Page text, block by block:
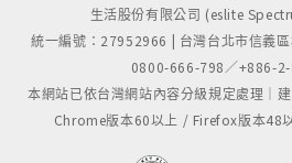
生活股份有限公司 (eslite
統一編號：27952966 | 台灣台北市信義
0800-666-798／+886-
本網站已依台灣網站內容分級規定處理｜
Chrome版本60以上 / Firefox版本48